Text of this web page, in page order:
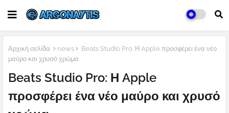
Αρχική σελίδα news
Beats Studio Pro: Η Apple προσφέρει ένα νέο
μαύρο και χρυσό χρώμα
Beats Studio Pro: Η Apple
προσφέρει ένα νέο μαύρο και χρυσό